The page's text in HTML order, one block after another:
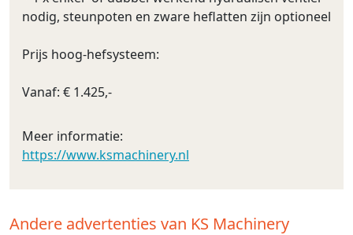
nodig, steunpoten en zware heflatten zijn optioneel
Prijs hoog-hefsysteem:
Vanaf: € 1.425,-
Meer informatie:
https://www.ksmachinery.nl
Andere advertenties van KS Machinery